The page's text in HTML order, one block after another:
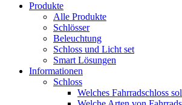
Produkte
Alle Produkte
Schlösser
Beleuchtung
Schloss und Licht set
Smart Lösungen
Informationen
Schloss
Welches Fahrradschloss